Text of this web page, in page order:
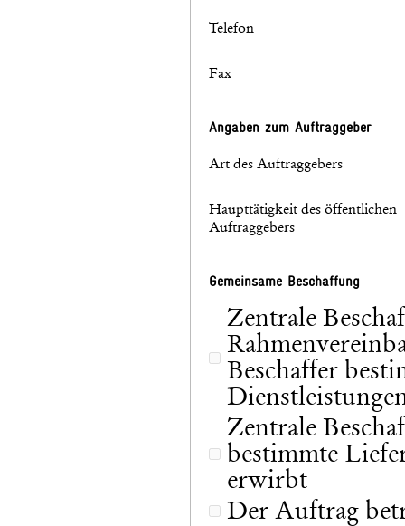
Telefon
Fax
Angaben zum Auftraggeber
Art des Auftraggebers
Haupttätigkeit des öffentlichen
Auftraggebers
Gemeinsame Beschaffung
Zentrale
Beschaffer
Zentrale
bestimmte
erwirbt
Der Auftrag